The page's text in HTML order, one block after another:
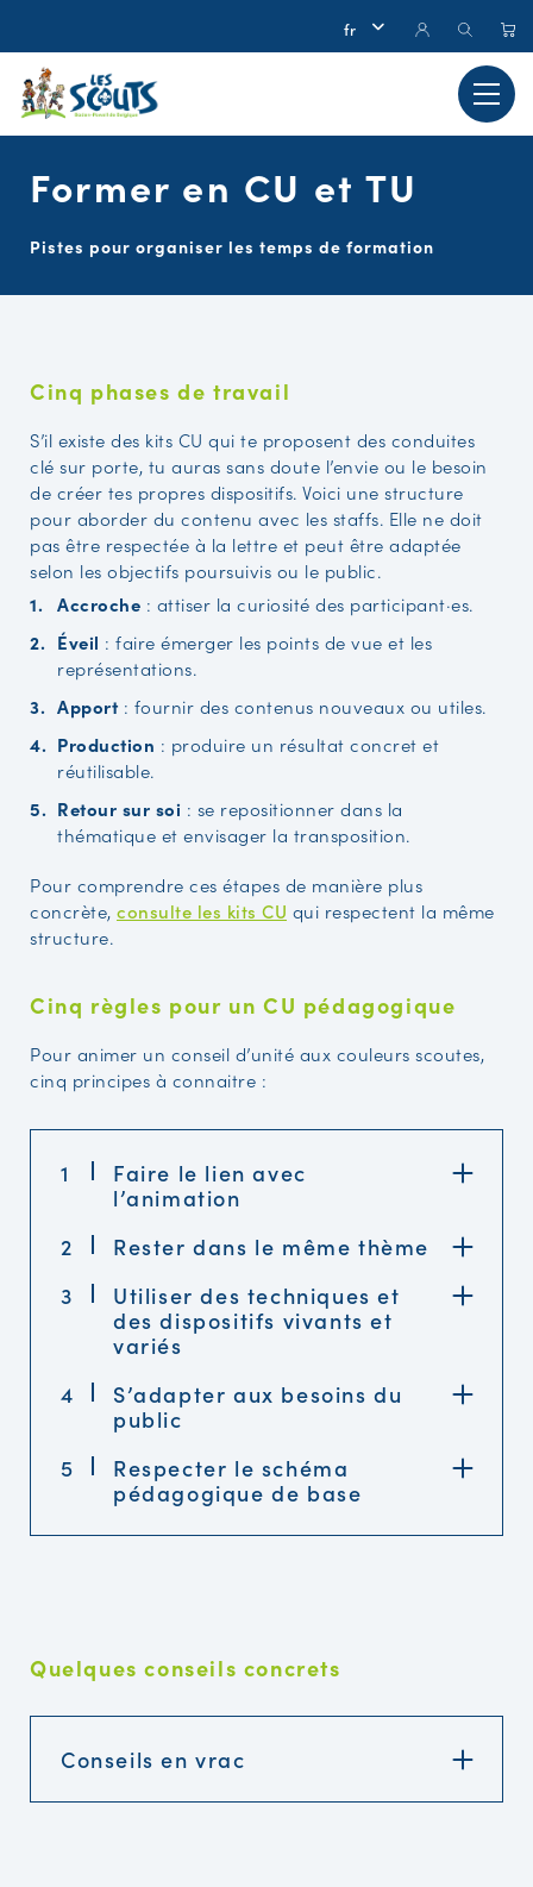
Former en CU et TU
Pistes pour organiser les temps de formation
Cinq phases de travail
S’il existe des kits CU qui te proposent des conduites
clé sur porte, tu auras sans doute l’envie ou le besoin
de créer tes propres dispositifs. Voici une structure
pour aborder du contenu avec les staffs. Elle ne doit
pas être respectée à la lettre et peut être adaptée
selon les objectifs poursuivis ou le public.
Accroche : attiser la curiosité des participant·es.
Éveil : faire émerger les points de vue et les
représentations.
Apport: fournir des contenus nouveaux ou utiles.
Production : produire un résultat concret et
réutilisable.
Retour sur soi : se repositionner dans la
thématique et envisager la transposition.
Pour comprendre ces étapes de manière plus
concrète, consulte les kits CU qui respectent la même
structure.
Cinq règles pour un CU pédagogique
Pour animer un conseil d’unité aux couleurs scoutes,
cinq principes à connaitre :
1
Faire le lien avec
l’animation
2
Rester dans le même thème
3
Utiliser des techniques et
des dispositifs vivants et
variés
4
S’adapter aux besoins du
public
5
Respecter le schéma
pédagogique de base
Quelques conseils concrets
Conseils en vrac